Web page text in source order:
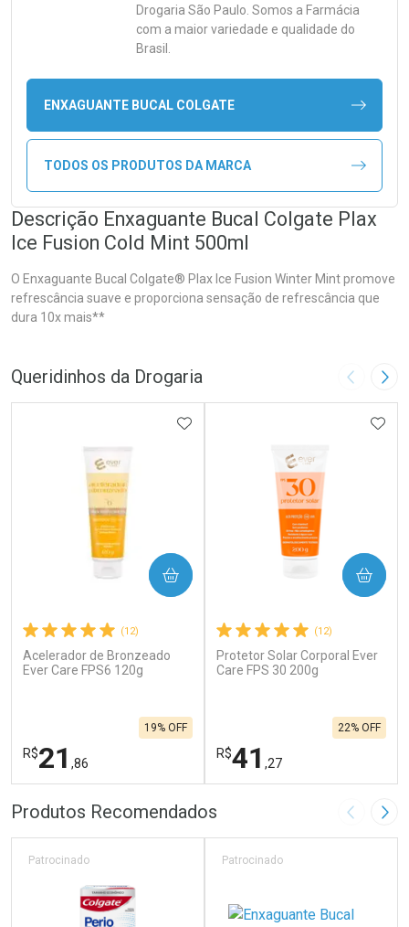
Drogaria São Paulo. Somos a Farmácia
com a maior variedade e qualidade do
Brasil.
ENXAGUANTE BUCAL COLGATE
TODOS OS PRODUTOS DA MARCA
Descrição Enxaguante Bucal Colgate Plax
Ice Fusion Cold Mint 500ml
O Enxaguante Bucal Colgate® Plax Ice Fusion Winter Mint promove
refrescância suave e proporciona sensação de refrescância que
dura 10x mais**
Queridinhos da Drogaria Imagem
(12)
Acelerador de Bronzeado
Ever Care FPS6 120g
R$21 ,86
19% OFF
ADICIONAR AOS FAVORITOS
COMPRAR
FECHAR
Laboratório
FECHAR
Por Menos
(12)
Protetor Solar Corporal Ever
Care FPS 30 200g
R$41 ,27
22% OFF
COMPRAR
Laboratório
Por Menos
Produtos Recomendados Imagem
Patrocinado Patrocinado